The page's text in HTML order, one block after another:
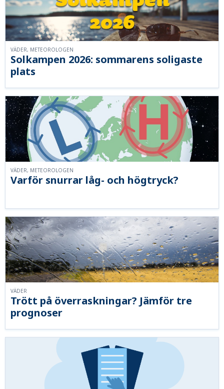
Solkampen 2026: sommarens soligaste
plats
VÄDER, METEOROLOGEN
Varför snurrar låg- och högtryck?
VÄDER, METEOROLOGEN
Trött på överraskningar? Jämför tre
prognoser
VÄDER